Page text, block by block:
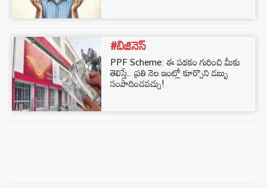
#బిజినెస్‌
PPF Scheme: ఈ పథకం గురించి మీకు
తెలిస్తే.. ప్రతి నెల ఇంట్లో కూర్చొని డబ్బు
సంపాదించవచ్చు!